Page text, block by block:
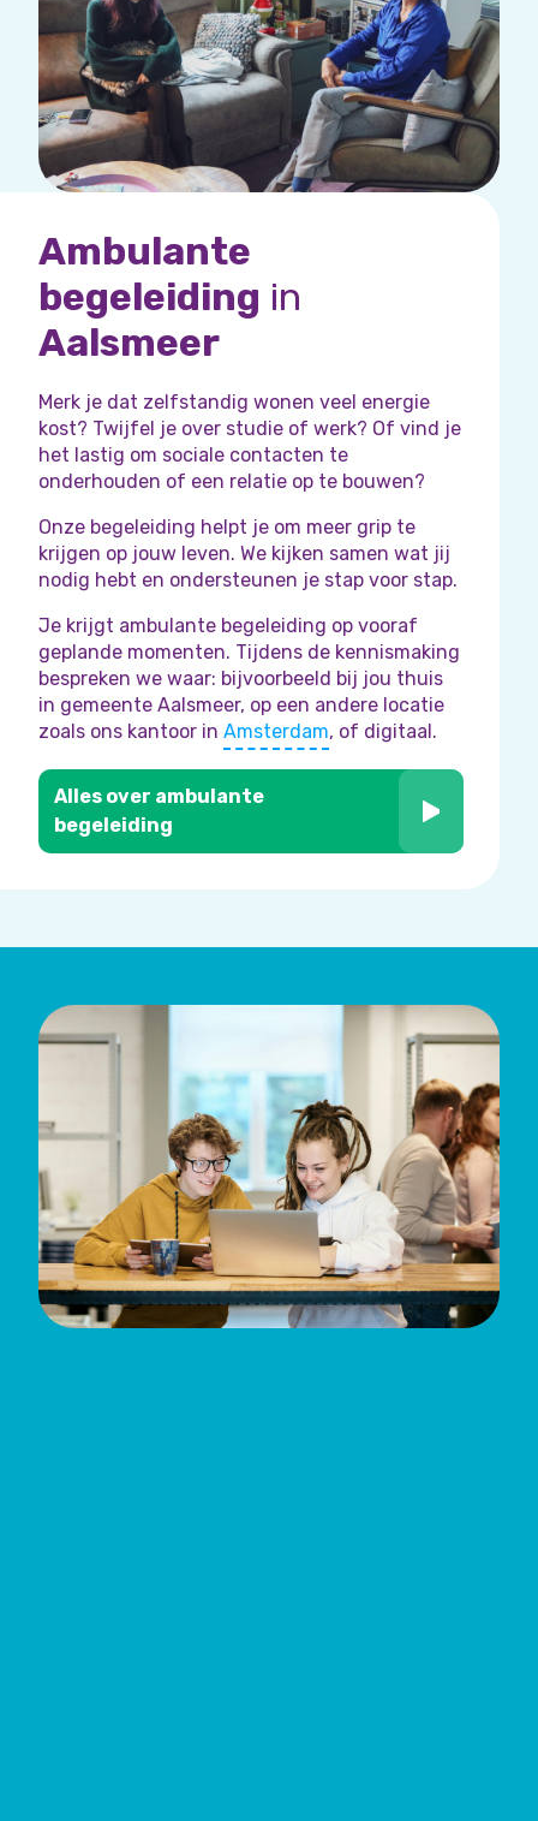
Ambulante
begeleiding in
Aalsmeer
Merk je dat zelfstandig wonen veel energie
kost? Twijfel je over studie of werk? Of vind je
het lastig om sociale contacten te
onderhouden of een relatie op te bouwen?
Onze begeleiding helpt je om meer grip te
krijgen op jouw leven. We kijken samen wat jij
nodig hebt en ondersteunen je stap voor stap.
Je krijgt ambulante begeleiding op vooraf
geplande momenten. Tijdens de kennismaking
bespreken we waar: bijvoorbeeld bij jou thuis
in gemeente Aalsmeer, op een andere locatie
zoals ons kantoor in Amsterdam, of digitaal.
Alles over ambulante
begeleiding